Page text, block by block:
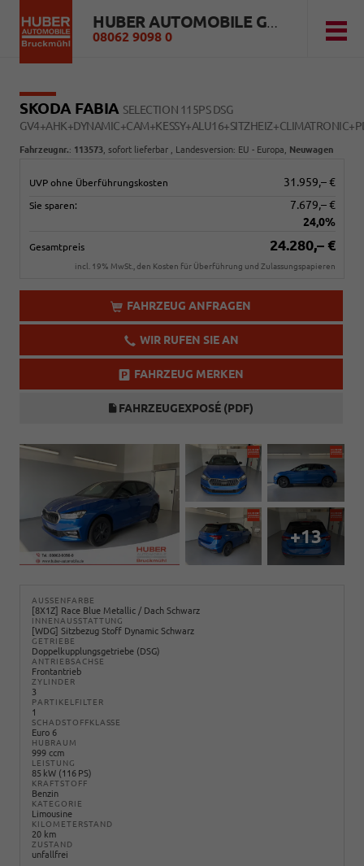
HUBER AUTOMOBILE GMBH
08062 9098 0
SKODA FABIA SELECTION 115PS DSG
Fahrzeugnr.: 113573 sofort lieferbar , Landesversion: EU - Europa, Neuwagen
UVP ohne Überführungskosten 31.959,– €
Sie sparen:
7.679,– €
24,0%
Gesamtpreis 24.280,– €
incl. 19% MwSt., den Kosten für Überführung und Zulassungspapieren
FAHRZEUG ANFRAGEN
WIR RUFEN SIE AN
FAHRZEUG MERKEN
FAHRZEUGEXPOSÉ (PDF)
+13
AUSSENFARBE
[8X1Z] Race Blue Metallic / Dach Schwarz
INNENAUSSTATTUNG
[WDG] Sitzbezug Stoff Dynamic Schwarz
GETRIEBE
Doppelkupplungsgetriebe (DSG)
ANTRIEBSACHSE
Frontantrieb
ZYLINDER
3
PARTIKELFILTER
1
SCHADSTOFFKLASSE
Euro 6
HUBRAUM
999 ccm
LEISTUNG
85 kW (116 PS)
KRAFTSTOFF
Benzin
KATEGORIE
Limousine
KILOMETERSTAND
20 km
ZUSTAND
unfallfrei